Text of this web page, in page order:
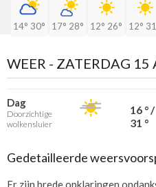
14° 30° 17° 28° 12° 26° 12°
WEER - ZATERDAG 15
Dag
Doorzichtige
wolkensluier
16 ° /
31 °
Gedetailleerde
Er zijn brede opklaringen